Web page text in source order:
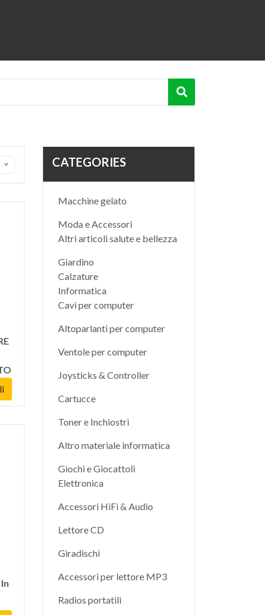
CATEGORIES
Macchine gelato
Moda e Accessori
Altri articoli salute e bellezza
Giardino
Calzature
Informatica
Cavi per computer
Altoparlanti per computer
Ventole per computer
Joysticks & Controller
Cartucce
Toner e Inchiostri
Altro materiale informatica
Giochi e Giocattoli
Elettronica
Accessori HiFi & Audio
Lettore CD
Giradischi
Accessori per lettore MP3
Radios portatili